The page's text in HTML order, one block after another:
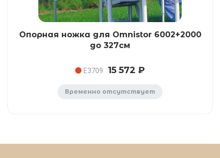
Опорная ножка для Omnistor 6002+2000
до 327см
E3709 15 572 ₽
Временно отсутствует